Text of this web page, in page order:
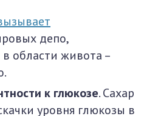
депо,
области живота –
к глюкозе. Сахар
уровня глюкозы в